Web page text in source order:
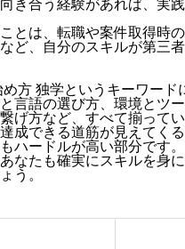
き合う経験があれば、実
とは、転職や案件取得時
ど、自分のスキルが第三
方 独学というキーワー
言語の選び方、環境とツ
げ方など、すべて揃って
成できる道筋が見えてく
ハードルが高い部分です
なたも確実にスキルを身
う。